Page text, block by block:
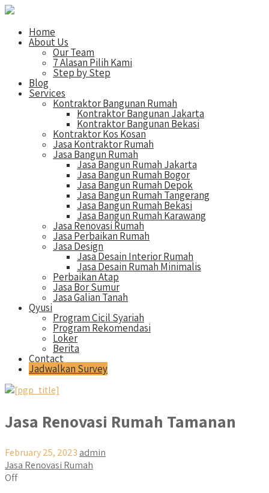
Home
About Us
Our Team
7 Alasan Pilih Kami
Step by Step
Blog
Services
Kontraktor Bangunan Rumah
Kontraktor Bangunan Jakarta
Kontraktor Bangunan Bekasi
Kontraktor Kos Kosan
Jasa Kontraktor Rumah
Jasa Bangun Rumah
Jasa Bangun Rumah Jakarta
Jasa Bangun Rumah Bogor
Jasa Bangun Rumah Depok
Jasa Bangun Rumah Tangerang
Jasa Bangun Rumah Bekasi
Jasa Bangun Rumah Karawang
Jasa Renovasi Rumah
Jasa Perbaikan Rumah
Jasa Design
Jasa Desain Interior Rumah
Jasa Desain Rumah Minimalis
Perbaikan Atap
Jasa Bor Sumur
Jasa Galian Tanah
Qyusi
Program Cicil Syariah
Program Rekomendasi
Loker
Berita
Contact
Jadwalkan Survey
Jasa Renovasi Rumah Tamanan
February 25, 2023 admin
Jasa Renovasi Rumah
Off